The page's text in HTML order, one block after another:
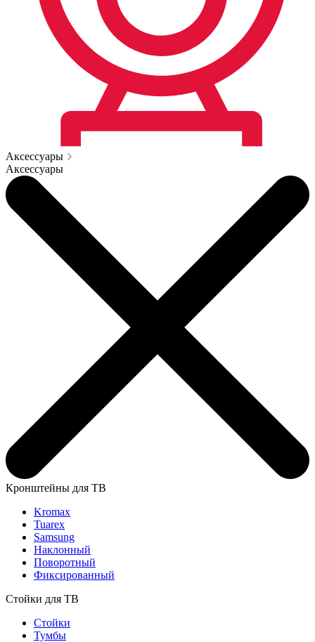
Аксессуары
Аксессуары
Кронштейны для ТВ
Kromax
Tuarex
Samsung
Наклонный
Поворотный
Фиксированный
Стойки для ТВ
Стойки
Тумбы